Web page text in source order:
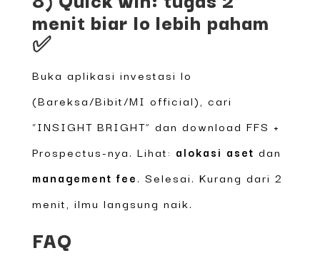
menit biar lo lebih paham
✅
Buka aplikasi investasi lo
(Bareksa/Bibit/MI official), cari
“INSIGHT BRIGHT” dan download FFS +
Prospectus-nya. Lihat: alokasi aset dan
management fee. Selesai. Kurang dari 2
menit, ilmu langsung naik.
FAQ